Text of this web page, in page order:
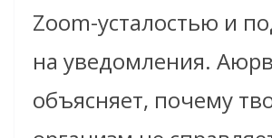
Zoom-усталостью и
на уведомления.
объясняет, почему